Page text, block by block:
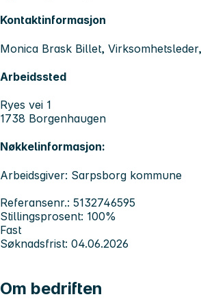
Kontaktinformasjon
Monica Brask Billet,
Arbeidssted
Ryes vei 1
1738 Borgenhaugen
Nøkkelinformasjon:
Arbeidsgiver: Sarpsborg kommune
Referansenr.: 5132746595
Stillingsprosent: 100%
Fast
Søknadsfrist: 04.06.2026
Om bedriften